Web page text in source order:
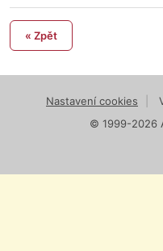
« Zpět
Nastavení cookies
© 1999-2026